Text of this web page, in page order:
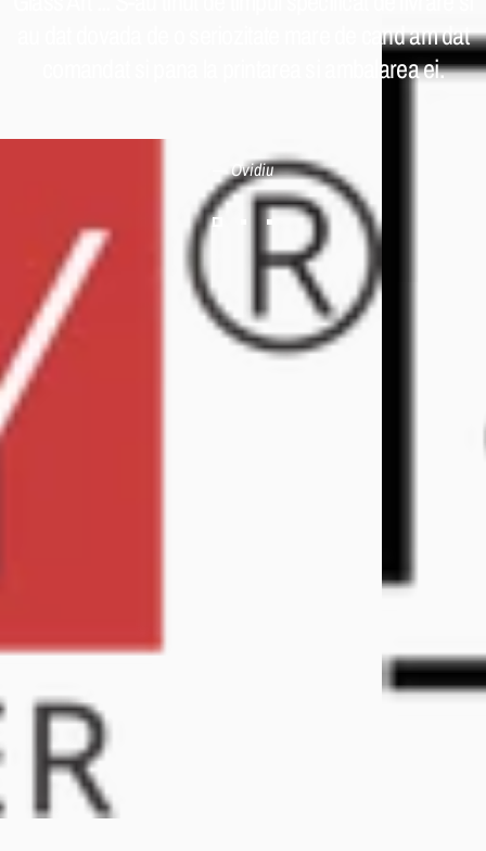
au dat dovada de o seriozitate mare de cand am dat
comandat si pana la printarea si ambalarea ei.
— Ovidiu